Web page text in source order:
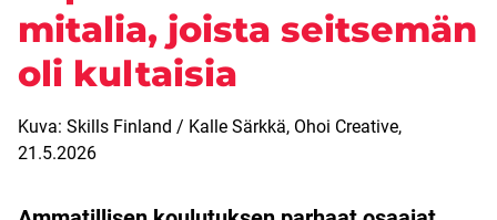
mitalia, joista seitsemän
oli kultaisia
Kuva: Skills Finland / Kalle Särkkä, Ohoi Creative,
21.5.2026